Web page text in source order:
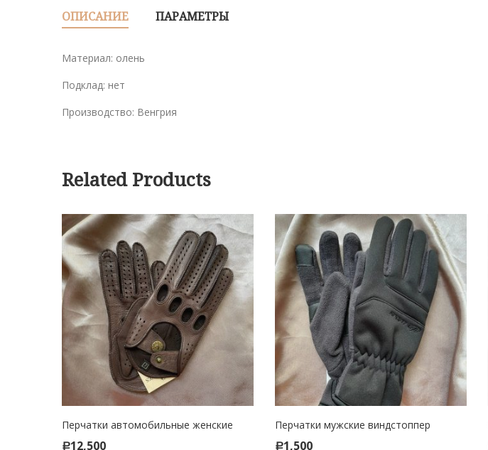
ОПИСАНИЕ ПАРАМЕТРЫ
Материал: олень
Подклад: нет
Производство: Венгрия
Related Products
Перчатки автомобильные женские
Р12,500
ADD TO CART
Перчатки мужские виндстоппер
Р1,500
ADD TO CART